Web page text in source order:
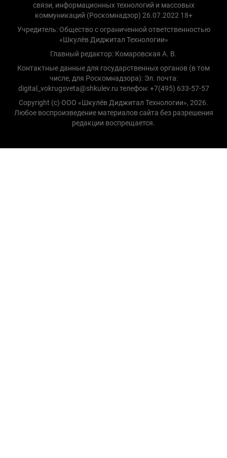
связи, информационных технологий и массовых
коммуникаций (Роскомнадзор) 26.07.2022 18+
Учредитель: Общество с ограниченной ответственностью
«Шкулёв Диджитал Технологии»
Главный редактор: Комаровская А. В.
Контактные данные для государственных органов (в том
числе, для Роскомнадзора): Эл. почта:
digital_vokrugsveta@shkulev.ru телефон: +7(495) 633-57-57
Copyright (с) ООО «Шкулёв Диджитал Технологии», 2026.
Любое воспроизведение материалов сайта без разрешения
редакции воспрещается.